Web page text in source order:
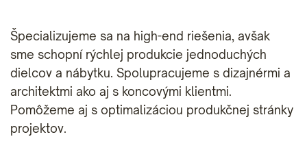
Špecializujeme sa na high-end riešenia, avšak
sme schopní rýchlej produkcie jednoduchých
dielcov a nábytku. Spolupracujeme s dizajnérmi a
architektmi ako aj s koncovými klientmi.
Pomôžeme aj s optimalizáciou produkčnej stránky
projektov.